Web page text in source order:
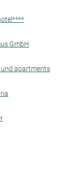
GmbH
und apartments